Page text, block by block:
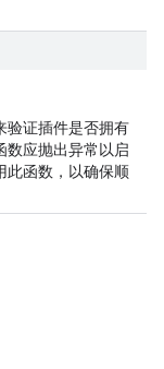
验证插件是否拥有
数应抛出异常以启
此函数，以确保顺